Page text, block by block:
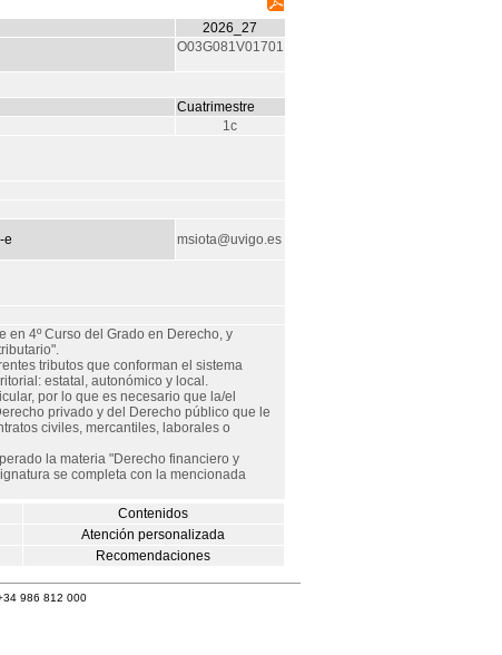
2026_27
O03G081V01701
Cuatrimestre
1c
e
msiota@uvigo.es
en 4º Curso del Grado en Derecho, y
tributos que conforman el sistema
estatal, autonómico y local.
por lo que es necesario que la/el
privado y del Derecho público que le
civiles, mercantiles, laborales o
la materia "Derecho financiero y
se completa con la mencionada
Contenidos
Atención personalizada
Recomendaciones
986 812 000